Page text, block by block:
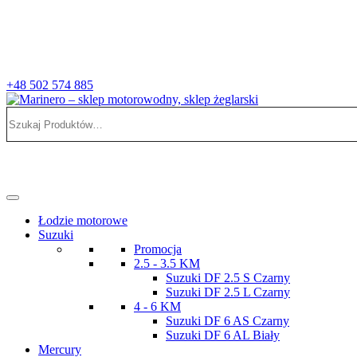
+48 502 574 885
Marinero – sklep motorowodny, sklep żeglarski
Sklep motorowodny, Sklep żeglarski, części do silników,
Łodzie motorowe
Suzuki
Promocja
2.5 - 3.5 KM
Suzuki DF 2.5 S Czarny
Suzuki DF 2.5 L Czarny
4 - 6 KM
Suzuki DF 6 AS Czarny
Suzuki DF 6 AL Biały
Mercury